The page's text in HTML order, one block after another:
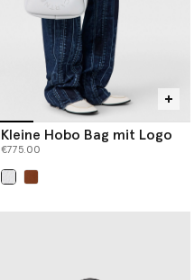
Kleine Hobo Bag mit Logo
€775.00